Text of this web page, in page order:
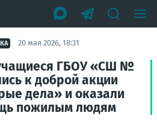
20 мая 2026, 18:31
ГБОУ «СШ №
к доброй акции
дела» и оказали
пожилым людям